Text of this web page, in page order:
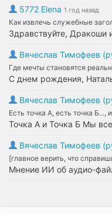
5772 Elena 1 год назад
Как извлечь служебные
Здравствуйте, Дракоши
Вячеслав Тимофеев
Где мечты становятся
С днем рождения,
Вячеслав Тимофеев
Есть точка А, есть точка
Точка А и Точка Б Мы
Вячеслав Тимофеев
[главное верить, что
Мнение ИИ об аудио-